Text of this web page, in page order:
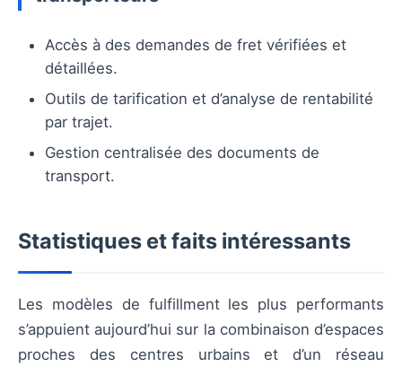
Accès à des demandes de fret vérifiées et
détaillées.
Outils de tarification et d’analyse de rentabilité
par trajet.
Gestion centralisée des documents de
transport.
Statistiques et faits intéressants
Les modèles de fulfillment les plus performants
s’appuient aujourd’hui sur la combinaison d’espaces
proches des centres urbains et d’un réseau